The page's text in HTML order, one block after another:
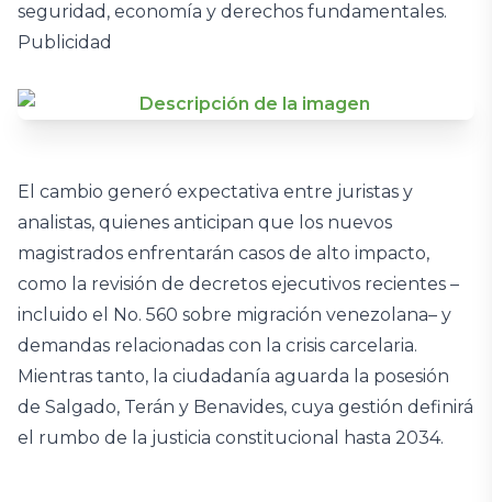
seguridad, economía y derechos fundamentales.
Publicidad
El cambio generó expectativa entre juristas y
analistas, quienes anticipan que los nuevos
magistrados enfrentarán casos de alto impacto,
como la revisión de decretos ejecutivos recientes –
incluido el No. 560 sobre migración venezolana– y
demandas relacionadas con la crisis carcelaria.
Mientras tanto, la ciudadanía aguarda la posesión
de Salgado, Terán y Benavides, cuya gestión definirá
el rumbo de la justicia constitucional hasta 2034.